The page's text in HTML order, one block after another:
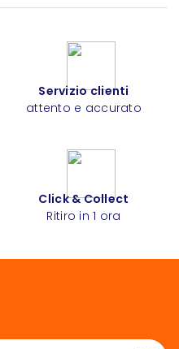
Servizio clienti
attento e accurato
Click & Collect
Ritiro in 1 ora